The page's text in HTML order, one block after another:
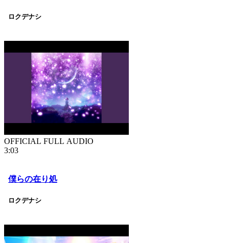
ロクデナシ
OFFICIAL FULL AUDIO
3:03
僕らの在り処
ロクデナシ